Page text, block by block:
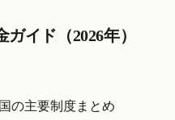
イド（2026年）
の主要制度まとめ